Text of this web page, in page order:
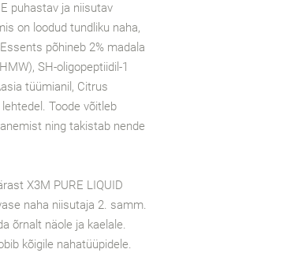
puhastav ja niisutav
on loodud tundliku naha,
põhineb 2% madala
SH-oligopeptiidil-1
tüümianil, Citrus
Toode võitleb
ning takistab nende
X3M PURE LIQUID
naha niisutaja 2. samm.
õrnalt näole ja kaelale.
kõigile nahatüüpidele.